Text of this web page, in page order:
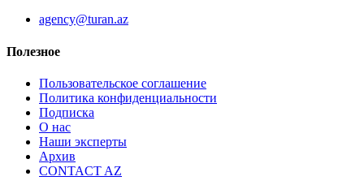
agency@turan.az
Полезное
Пользовательское соглашение
Политика конфиденциальности
Подписка
О нас
Наши эксперты
Архив
CONTACT AZ